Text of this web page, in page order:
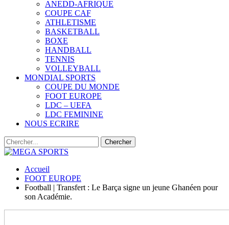
ANEDD-AFRIQUE
COUPE CAF
ATHLETISME
BASKETBALL
BOXE
HANDBALL
TENNIS
VOLLEYBALL
MONDIAL SPORTS
COUPE DU MONDE
FOOT EUROPE
LDC – UEFA
LDC FEMININE
NOUS ECRIRE
Accueil
FOOT EUROPE
Football | Transfert : Le Barça signe un jeune Ghanéen pour
son Académie.